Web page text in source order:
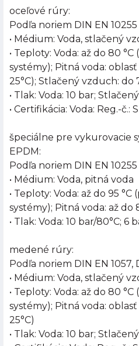
oceľové rúry:
Podľa noriem DIN EN
• Médium: Voda, stlačený
• Teploty: Voda: až do 80
systémy); Pitná voda:
25°C); Stlačený vzduch: do
• Tlak: Voda: 10 bar;
• Certifikácia: Voda: Reg.-č.:
špeciálne pre vykurovacie
EPDM:
Podľa noriem DIN EN
• Médium: Voda, pitná voda
• Teploty: Voda: až do 95
systémy); Pitná voda: až do
• Tlak: Voda: 10 bar/80°C; 6
medené rúry:
Podľa noriem DIN EN 1057,
• Médium: Voda, stlačený
• Teploty: Voda: až do 80
systémy); Pitná voda:
25°C)
• Tlak: Voda: 10 bar;